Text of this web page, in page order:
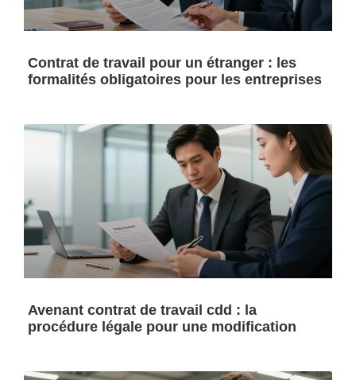
Contrat de travail pour un étranger : les
formalités obligatoires pour les entreprises
Avenant contrat de travail cdd : la
procédure légale pour une modification